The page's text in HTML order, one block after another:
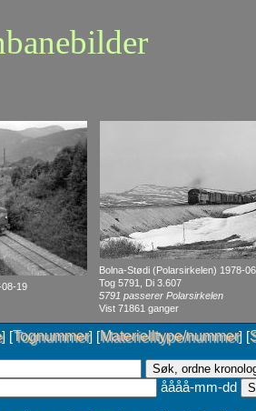
08-19
Bolna-Stødi (Polarsirkelen) 1978-
Tog 5791, Di 3.607
5791 passerer Polarsirkelen
Vist 71861 ganger
] [Tognummer] [Materielltype/nummer] [
åååå-mm-dd